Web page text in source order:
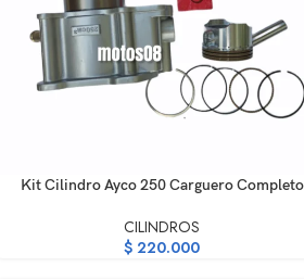
AÑADIR AL CARRITO
Kit Cilindro Ayco 250 Carguero Completo
CILINDROS
$ 220.000